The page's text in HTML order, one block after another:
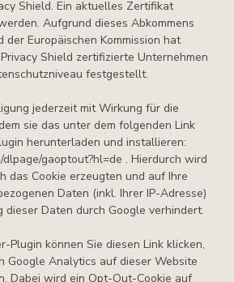
Shield. Ein aktuelles Zertifikat
Aufgrund dieses Abkommens
der Europäischen Kommission hat
Shield zertifizierte Unternehmen
festgestellt.
jederzeit mit Wirkung für die
sie das unter dem folgenden Link
herunterladen und installieren:
gaoptout?hl=de . Hierdurch wird
das Cookie erzeugten und auf Ihre
Daten (inkl. Ihrer IP-Adresse)
dieser Daten durch Google verhindert.
Plugin können Sie diesen Link klicken,
Google Analytics auf dieser Website
Dabei wird ein Opt-Out-Cookie auf